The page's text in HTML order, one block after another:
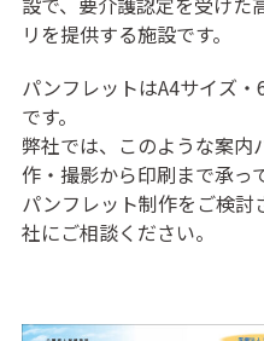
リを提供する施設です。
パンフレットはA4サイズ
です。
弊社では、このような案内
作・撮影から印刷まで承っ
パンフレット制作をご検
社にご相談ください。